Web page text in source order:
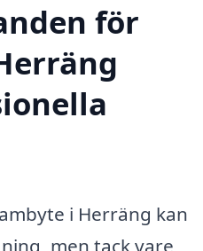
för
i Herräng kan
men tack vare